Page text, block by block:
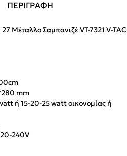
ΠΕΡΙΓΡΑΦΗ
Μέταλλο Σαμπανιζέ VT-7321 V-TAC
mm
ή 15-20-25 watt οικονομίας ή
240V